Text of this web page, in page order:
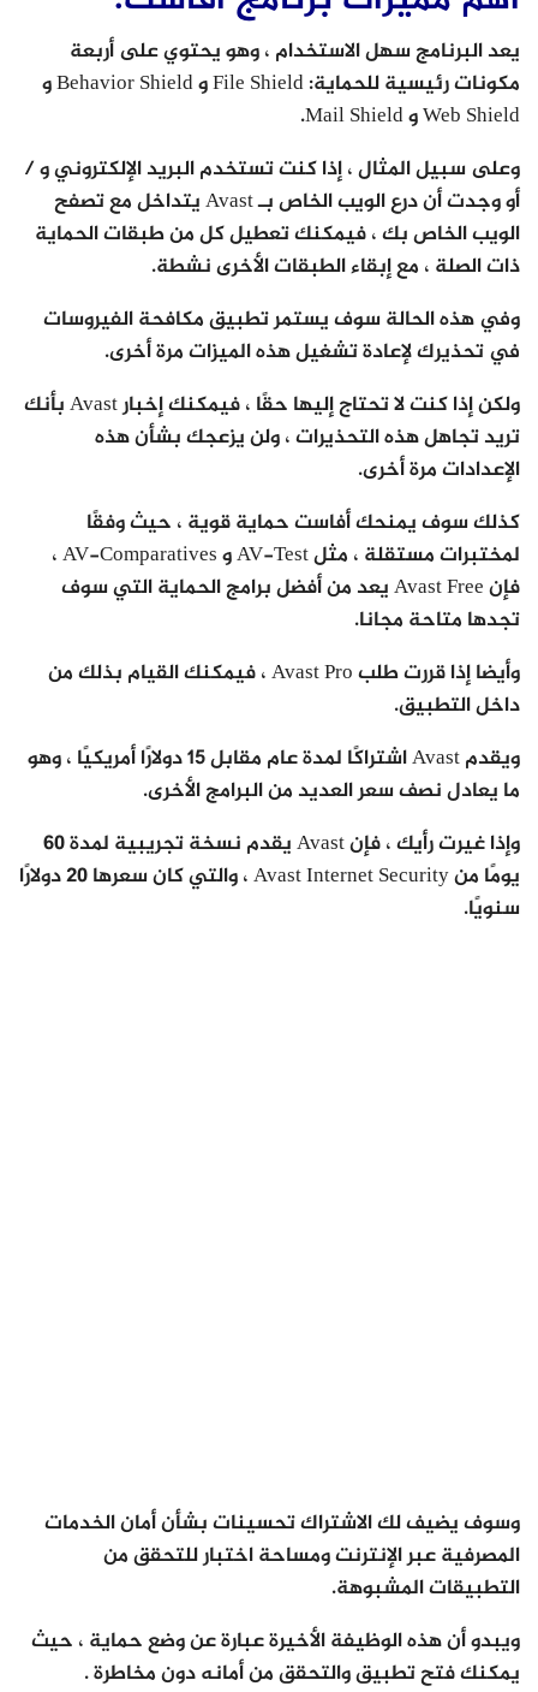
يعد البرنامج سهل الاستخدام ، وهو يحتوي على أربعة
مكونات رئيسية للحماية: File Shield و Behavior Shield و
Web Shield و Mail Shield.
وعلى سبيل المثال ، إذا كنت تستخدم البريد الإلكتروني و /
أو وجدت أن درع الويب الخاص بـ Avast يتداخل مع تصفح
الويب الخاص بك ، فيمكنك تعطيل كل من طبقات الحماية
ذات الصلة ، مع إبقاء الطبقات الأخرى نشطة.
وفي هذه الحالة سوف يستمر تطبيق مكافحة الفيروسات
في تحذيرك لإعادة تشغيل هذه الميزات مرة أخرى.
ولكن إذا كنت لا تحتاج إليها حقًا ، فيمكنك إخبار Avast بأنك
تريد تجاهل هذه التحذيرات ، ولن يزعجك بشأن هذه
الإعدادات مرة أخرى.
كذلك سوف يمنحك أفاست حماية قوية ، حيث وفقًا
لمختبرات مستقلة ، مثل AV-Test و AV-Comparatives ،
فإن Avast Free يعد من أفضل برامج الحماية التي سوف
تجدها متاحة مجانا.
وأيضا إذا قررت طلب Avast Pro ، فيمكنك القيام بذلك من
داخل التطبيق.
ويقدم Avast اشتراكًا لمدة عام مقابل 15 دولارًا أمريكيًا ، وهو
ما يعادل نصف سعر العديد من البرامج الأخرى.
وإذا غيرت رأيك ، فإن Avast يقدم نسخة تجريبية لمدة 60
يومًا من Avast Internet Security ، والتي كان سعرها 20 دولارًا
سنويًا.
وسوف يضيف لك الاشتراك تحسينات بشأن أمان الخدمات
المصرفية عبر الإنترنت ومساحة اختبار للتحقق من
التطبيقات المشبوهة.
ويبدو أن هذه الوظيفة الأخيرة عبارة عن وضع حماية ، حيث
يمكنك فتح تطبيق والتحقق من أمانه دون مخاطرة .